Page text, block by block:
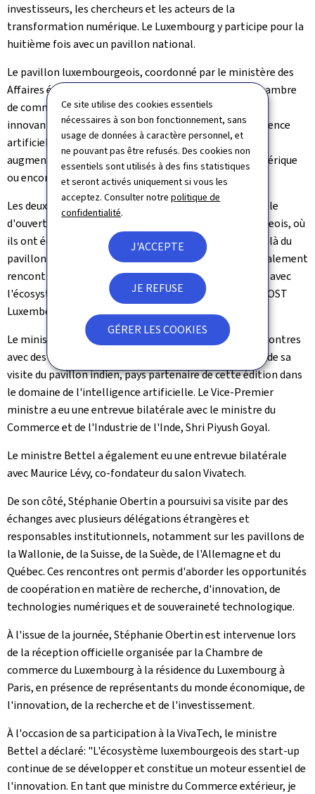
Ce site utilise des cookies essentiels
nécessaires à son bon fonctionnement, sans
usage de données à caractère personnel, et
ne pouvant pas être refusés. Des cookies non
essentiels sont utilisés à des fins statistiques
et seront activés uniquement si vous les
acceptez. Consulter notrepolitique de
confidentialité.
J'ACCEPTE
JE REFUSE
GÉRER LES COOKIES
investisseurs, les chercheurs et les acteurs de la
transformation numérique. Le Luxembourg y participe pour la
huitième fois avec un pavillon national.
Le pavillon luxembourgeois, coordonné par le ministère des
Affaires étrangères et du Commerce extérieur et la Chambre
de commerce, accueille cette année treize entreprises
innovantes issues de secteurs aussi variés que l'intelligence
artificielle, la cybersécurité, la robotique, la réalité
augmentée, les technologies éducatives, la santé numérique
ou encore les technologies climatiques.
Les deux ministres ont participé à la cérémonie officielle
d'ouverture. Ils ont après visité le pavillon luxembourgeois, où
ils ont échangé avec les fondateurs des startups. Au-delà du
pavillon national, la délégation luxembourgeoise a également
rencontré plusieurs entreprises ayant des liens étroits avec
l'écosystème luxembourgeois, notamment
by POST
Luxembourg, Inui Studio et Leexi.
Le ministre Bettel a ensuite poursuivi une série de rencontres
avec des partenaires internationaux, notamment lors de sa
visite du pavillon indien, pays partenaire de cette édition dans
le domaine de l'intelligence artificielle. Le Vice-Premier
ministre a eu une entrevue bilatérale avec le ministre du
Commerce et de l'Industrie de l'Inde, Shri Piyush Goyal.
Le ministre Bettel a également eu une entrevue bilatérale
avec Maurice Lévy, co-fondateur du salon Vivatech.
De son côté, Stéphanie Obertin a poursuivi sa visite par des
échanges avec plusieurs délégations étrangères et
responsables institutionnels, notamment sur les pavillons de
la Wallonie, de la Suisse, de la Suède, de l'Allemagne et du
Québec. Ces rencontres ont permis d'aborder les opportunités
de coopération en matière de recherche, d'innovation, de
technologies numériques et de souveraineté technologique.
À l'issue de la journée, Stéphanie Obertin est intervenue lors
de la réception officielle organisée par la Chambre de
commerce du Luxembourg à la résidence du Luxembourg à
Paris, en présence de représentants du monde économique, de
l'innovation, de la recherche et de l'investissement.
À l'occasion de sa participation à la VivaTech, le ministre
Bettel a déclaré: "L'écosystème luxembourgeois des start-up
continue de se développer et constitue un moteur essentiel de
l'innovation. En tant que ministre du Commerce extérieur, je